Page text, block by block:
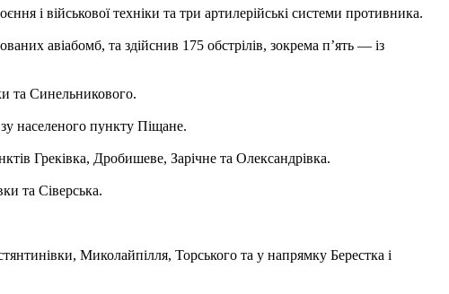
і військової техніки та три артилерійські системи противника.
авіабомб, та здійснив 175 обстрілів, зокрема п’ять — із
та Синельникового.
населеного пункту Піщане.
Греківка, Дробишеве, Зарічне та Олександрівка.
та Сіверська.
Миколайпілля, Торського та у напрямку Берестка і